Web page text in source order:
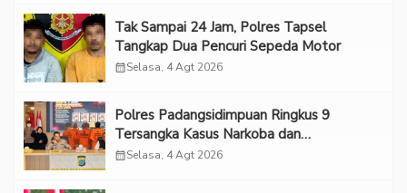
Tak Sampai 24 Jam, Polres Tapsel
Tangkap Dua Pencuri Sepeda Motor
calendar_monthSelasa, 4 Agt 2026
Polres Padangsidimpuan Ringkus 9
Tersangka Kasus Narkoba dan
Penganiayaan
calendar_monthSelasa, 4 Agt 2026